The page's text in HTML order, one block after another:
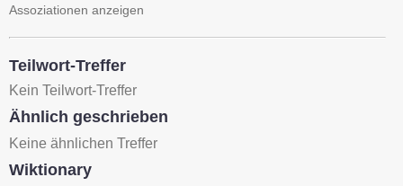
Assoziationen anzeigen
Teilwort-Treffer
Kein Teilwort-Treffer
Ähnlich geschrieben
Keine ähnlichen Treffer
Wiktionary